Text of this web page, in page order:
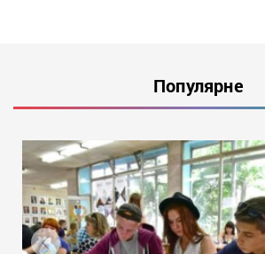
Популярне